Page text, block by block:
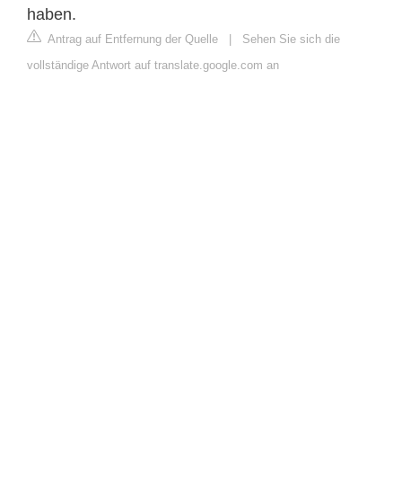
haben.
Antrag auf Entfernung der Quelle | Sehen Sie sich die
vollständige Antwort auf translate.google.com an